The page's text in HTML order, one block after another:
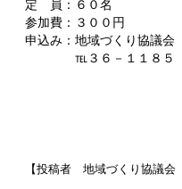
定 員：６０名
参加費：３００円
申込み：地域づくり協議会
℡３６－１１８５（平
【投稿者 地域づくり協議会